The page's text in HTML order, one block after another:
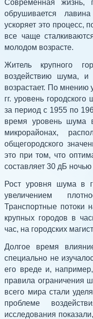
Современная жизнь,
обрушивается
ускоряет это процесс,
все чаще
молодом возрасте.
Житель крупного
воздействию шума, и
возрастает. По мнению
гг. уровень
за период с 1955 по
время уровень шума
микрорайонах,
общегородского
это при том, что
составляет 30 дБ
Рост уровня шума в
увеличением
Транспортные потоки
крупных городов в
час, на городских
Долгое время
специально не
его вреде и,
правила ограничения
всего мира стали
проблеме
исследования